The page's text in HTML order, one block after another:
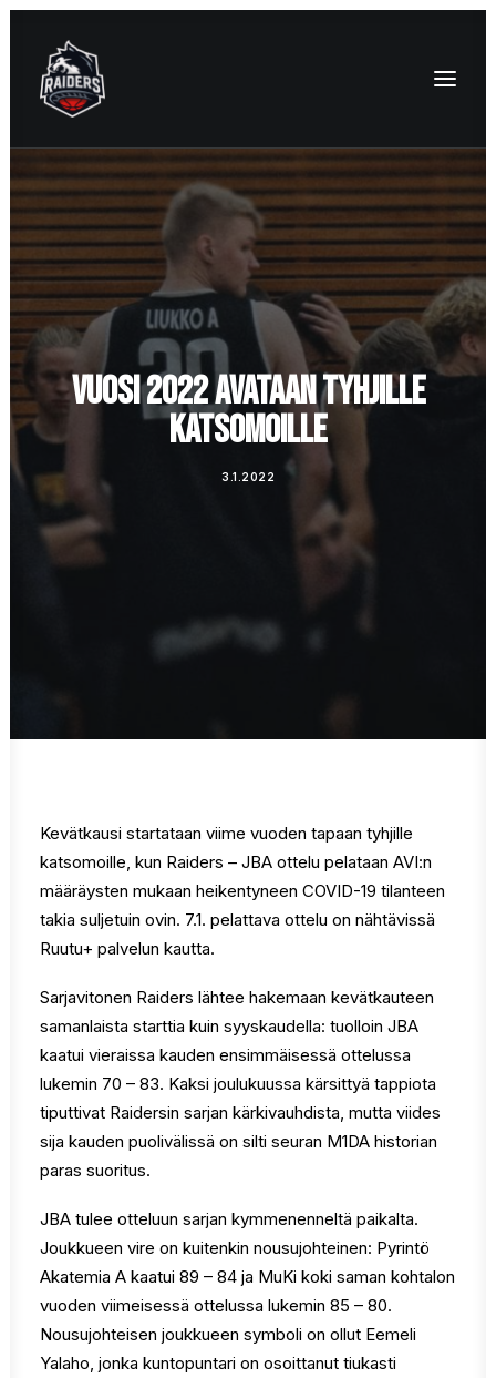
VUOSI 2022 AVATAAN TYHJILLE
KATSOMOILLE
3.1.2022
Kevätkausi startataan viime vuoden tapaan tyhjille
katsomoille, kun Raiders – JBA ottelu pelataan AVI:n
määräysten mukaan heikentyneen COVID-19 tilanteen
takia suljetuin ovin. 7.1. pelattava ottelu on nähtävissä
Ruutu+ palvelun kautta.
Sarjavitonen Raiders lähtee hakemaan kevätkauteen
samanlaista starttia kuin syyskaudella: tuolloin JBA
kaatui vieraissa kauden ensimmäisessä ottelussa
lukemin 70 – 83. Kaksi joulukuussa kärsittyä tappiota
tiputtivat Raidersin sarjan kärkivauhdista, mutta viides
sija kauden puolivälissä on silti seuran M1DA historian
paras suoritus.
JBA tulee otteluun sarjan kymmenenneltä paikalta.
Joukkueen vire on kuitenkin nousujohteinen: Pyrintö
Akatemia A kaatui 89 – 84 ja MuKi koki saman kohtalon
vuoden viimeisessä ottelussa lukemin 85 – 80.
Nousujohteisen joukkueen symboli on ollut Eemeli
Yalaho, jonka kuntopuntari on osoittanut tiukasti